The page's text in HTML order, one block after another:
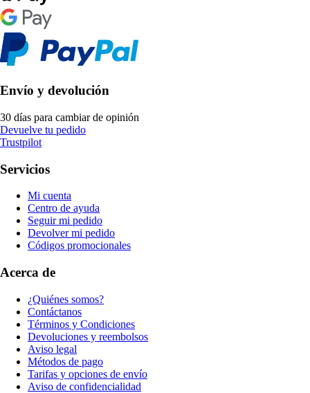
Envío y devolución
30 días para cambiar de opinión
Devuelve tu pedido
Trustpilot
Servicios
Mi cuenta
Centro de ayuda
Seguir mi pedido
Devolver mi pedido
Códigos promocionales
Acerca de
¿Quiénes somos?
Contáctanos
Términos y Condiciones
Devoluciones y reembolsos
Aviso legal
Métodos de pago
Tarifas y opciones de envío
Aviso de confidencialidad